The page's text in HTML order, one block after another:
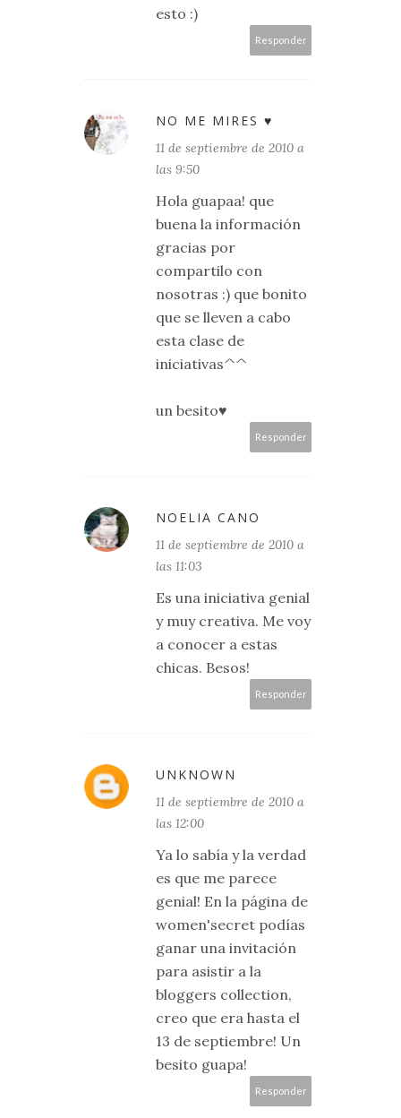
esto :)
Responder
NO ME MIRES ♥
11 de septiembre de 2010 a
las 9:50
Hola guapaa! que
buena la información
gracias por
compartilo con
nosotras :) que bonito
que se lleven a cabo
esta clase de
iniciativas^^
un besito♥
Responder
NOELIA CANO
11 de septiembre de 2010 a
las 11:03
Es una iniciativa genial
y muy creativa. Me voy
a conocer a estas
chicas. Besos!
Responder
UNKNOWN
11 de septiembre de 2010 a
las 12:00
Ya lo sabía y la verdad
es que me parece
genial! En la página de
women'secret podías
ganar una invitación
para asistir a la
bloggers collection,
creo que era hasta el
13 de septiembre! Un
besito guapa!
Responder